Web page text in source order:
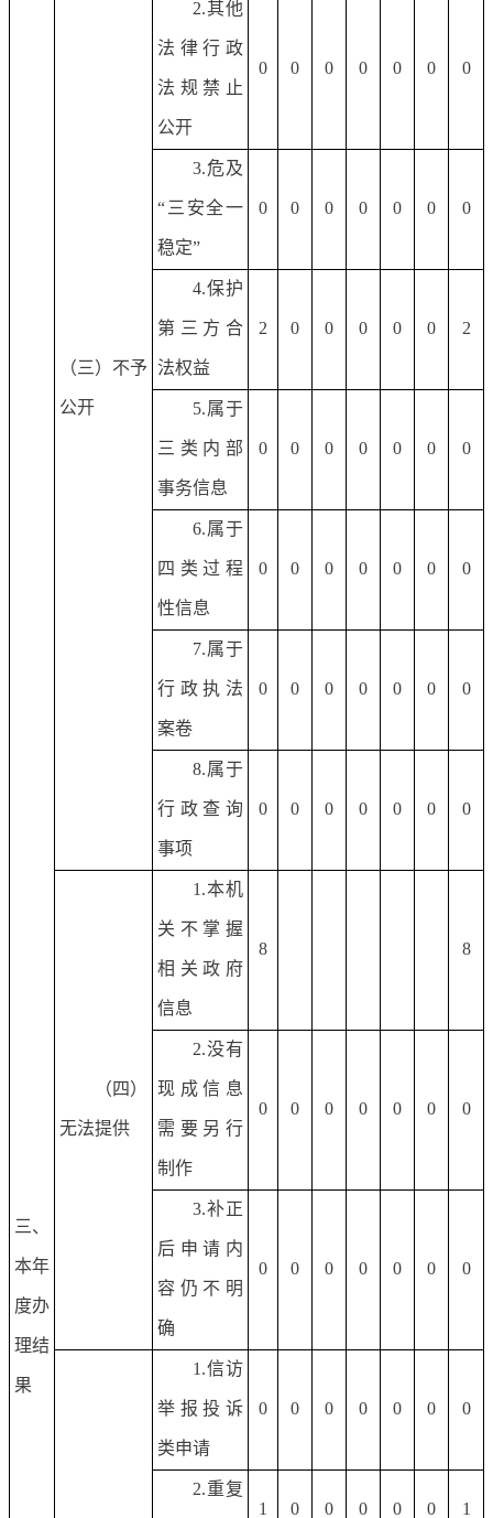
三、
本年
度办
理结
果
（三）不予
公开
2.其他
法律行政
法规禁止
公开
0 0 0 0 0 0 0
3.危及
“三安全一
稳定”
0 0 0 0 0 0 0
4.保护
第三方合
法权益
2 0 0 0 0 0 2
5.属于
三类内部
事务信息
0 0 0 0 0 0 0
6.属于
四类过程
性信息
0 0 0 0 0 0 0
7.属于
行政执法
案卷
0 0 0 0 0 0 0
8.属于
行政查询
事项
0 0 0 0 0 0 0
（四）
无法提供
1.本机
关不掌握
相关政府
信息
8 8
2.没有
现成信息
需要另行
制作
0 0 0 0 0 0 0
3.补正
后申请内
容仍不明
确
0 0 0 0 0 0 0
1.信访
举报投诉
类申请
0 0 0 0 0 0 0
2.重复
1 0 0 0 0 0 1